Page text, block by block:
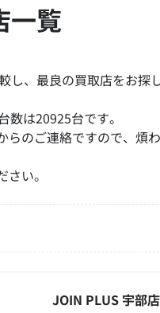
一覧
し、最良の買取店をお探
は20925台です。
のご連絡ですので、煩
い。
JOIN PLUS 宇部店